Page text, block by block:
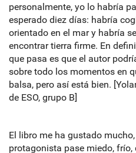
personalmente, yo lo habría
esperado diez días: habría
orientado en el mar y habría
encontrar tierra firme. En
que pasa es que el autor
sobre todo los momentos en
balsa, pero así está bien.
de ESO, grupo B]
El libro me ha gustado
protagonista pase miedo, frío,